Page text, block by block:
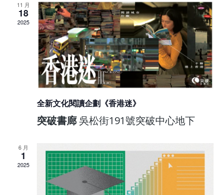
11 月
18
2025
全新文化閱讀企劃《香港迷》
突破書廊吳松街191號突破中心地下
6 月
1
2025